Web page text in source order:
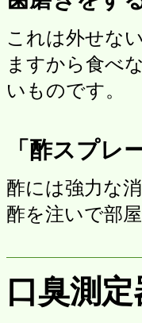
これは外せな
ますから食べ
いものです。
「酢スプレ
酢には強力な
酢を注いで部
口臭測